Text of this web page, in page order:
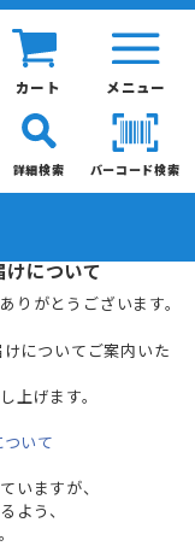
メニュー
カート
バーコード検索
詳細検索
について
りがとうございます。
についてご案内いた
上げます。
いて
いますが、
よう、